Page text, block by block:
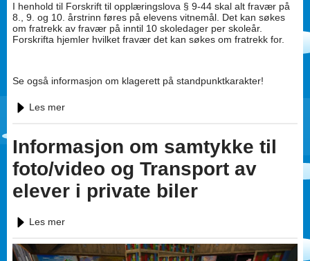
I henhold til Forskrift til opplæringslova § 9-44 skal alt fravær på
8., 9. og 10. årstrinn føres på elevens vitnemål. Det kan søkes
om fratrekk av fravær på inntil 10 skoledager per skoleår.
Forskrifta hjemler hvilket fravær det kan søkes om fratrekk for.
Se også informasjon om klagerett på standpunktkarakter!
Les mer
Informasjon om samtykke til
foto/video og Transport av
elever i private biler
Les mer